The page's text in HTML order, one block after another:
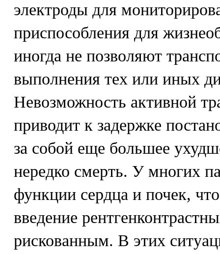
электроды для
приспособления для
иногда не позволяют
выполнения тех или иных
Невозможность активной
приводит к задержке
за собой еще большее
нередко смерть. У многих
функции сердца и почек,
введение
рискованным. В этих